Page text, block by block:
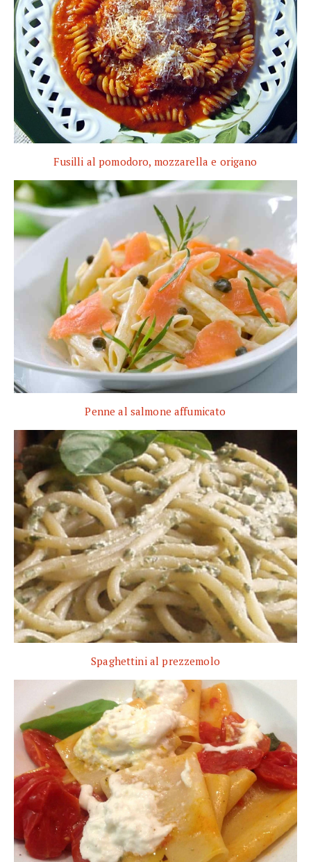
Fusilli al pomodoro, mozzarella e origano
Penne al salmone affumicato
Spaghettini al prezzemolo